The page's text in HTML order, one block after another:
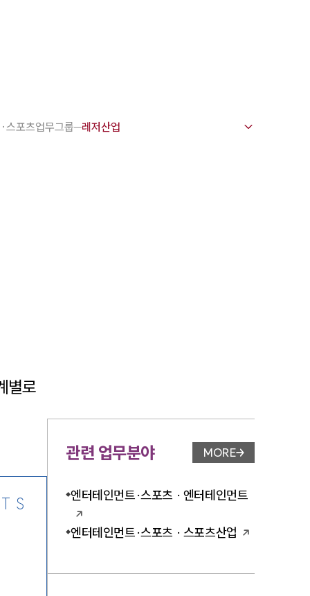
스포츠업무그룹
별로
관련 업무분야 업무분야 페이지 이
MORE
엔터테인먼트·스포츠 · 엔터테인먼트
엔터테인먼트·스포츠 · 스포츠산업